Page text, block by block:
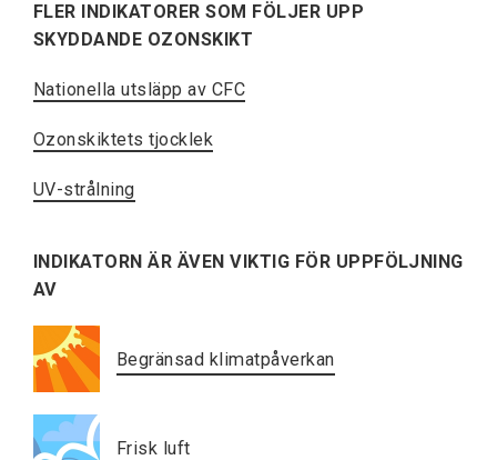
FLER INDIKATORER SOM FÖLJER UPP
SKYDDANDE OZONSKIKT
Nationella utsläpp av CFC
Ozonskiktets tjocklek
UV-strålning
INDIKATORN ÄR ÄVEN VIKTIG FÖR UPPFÖLJNING
AV
Begränsad klimatpåverkan
Frisk luft